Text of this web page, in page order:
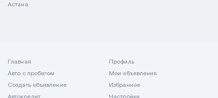
Астана
Главная
Авто с пробегом
Создать объявление
Автокредит
Профиль
Мои объявления
Избранное
Настройки